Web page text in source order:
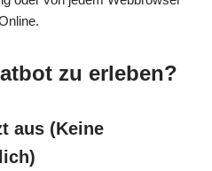
zu erleben?
aus (Keine